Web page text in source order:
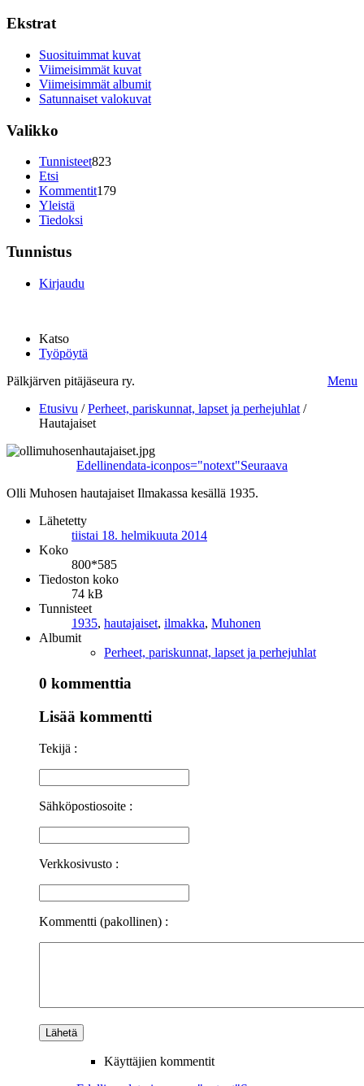
Ekstrat
Suosituimmat kuvat
Viimeisimmät kuvat
Viimeisimmät albumit
Satunnaiset valokuvat
Valikko
Tunnisteet823
Etsi
Kommentit179
Yleistä
Tiedoksi
Tunnistus
Kirjaudu
Katso
Työpöytä
Pälkjärven pitäjäseura ry.
Menu
Etusivu /Perheet, pariskunnat, lapset ja perhejuhlat /
Hautajaiset
Edellinendata-iconpos="notext"Seuraava
Olli Muhosen hautajaiset Ilmakassa kesällä 1935.
Lähetetty
tiistai 18. helmikuuta 2014
Koko
800*585
Tiedoston koko
74 kB
Tunnisteet
1935, hautajaiset, ilmakka, Muhonen
Albumit
Perheet, pariskunnat, lapset ja perhejuhlat
0 kommenttia
Lisää kommentti
Tekijä :
Sähköpostiosoite :
Verkkosivusto :
Kommentti (pakollinen) :
Käyttäjien kommentit